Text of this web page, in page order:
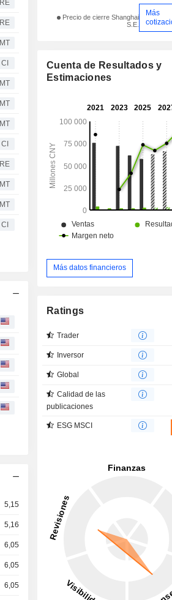
RE
RE
MT
CI
MT
MT
MT
CI
RE
MT
MT
CI
5,15
5,16
6,05
6,05
6,05
Precio de cierre Shanghai
S.E.
Más
Cuenta de Resultados y
Estimaciones
Más datos financieros
Ratings
Trader
Inversor
Global
Calidad de las
publicaciones
ESG MSCI